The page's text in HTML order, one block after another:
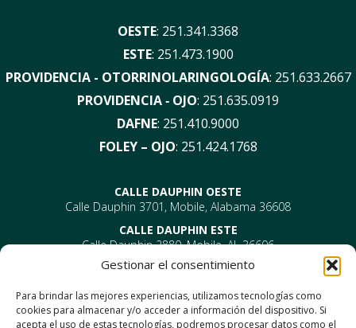
Gestionar el consentimiento
Para brindar las mejores experiencias, utilizamos tecnologías como
cookies para almacenar y/o acceder a información del dispositivo. Si
acepta el uso de estas tecnologías, podremos procesar datos como el
OESTE: 251.341.3368
ESTE: 251.473.1900
PROVIDENCIA - OTORRINOLARINGOLOGÍA: 251.633.2667
PROVIDENCIA ‑ OJO: 251.635.0919
DAFNE: 251.410.9000
FOLEY – OJO: 251.424.1768
CALLE DAUPHIN OESTE
Calle Dauphin 3701, Mobile, Alabama 36608
CALLE DAUPHIN ESTE
Calle Dauphin 2880, Mobile, AL 36606
PROVIDENCIA
Móvil, AL 36695
ENT-610 Providence Park Drive, Bldg 2, Suite 203